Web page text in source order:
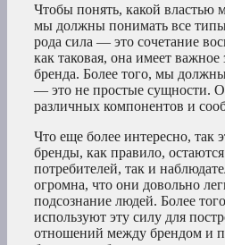
Чтобы понять, какой властью
мы должны понимать все
рода сила — это сочетание
как таковая, она имеет важное
бренда. Более того, мы
— это не простые сущности.
различных компонентов и
Что еще более интересно, так
бренды, как правило,
потребителей, так и
огромна, что они довольно
подсознание людей. Более
используют эту силу для
отношений между брендом и